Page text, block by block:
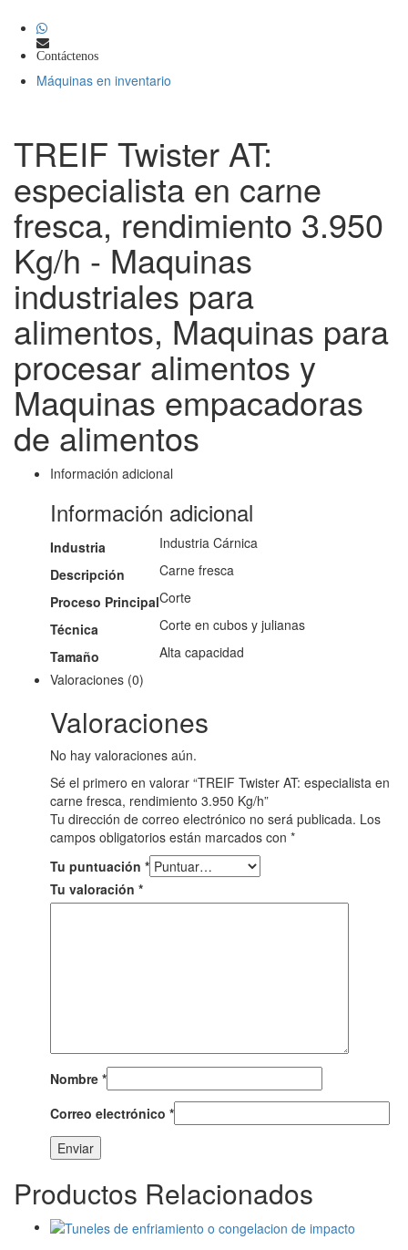
Contáctenos
Máquinas en inventario
TREIF Twister AT:
especialista en carne
fresca, rendimiento 3.950
Kg/h - Maquinas
industriales para
alimentos, Maquinas para
procesar alimentos y
Maquinas empacadoras
de alimentos
Información adicional
Información adicional
Industria
Industria Cárnica
Descripción
Carne fresca
Proceso PrincipalCorte
Técnica
Corte en cubos y julianas
Tamaño
Alta capacidad
Valoraciones (0)
Valoraciones
No hay valoraciones aún.
Sé el primero en valorar “TREIF Twister AT: especialista en
carne fresca, rendimiento 3.950 Kg/h”
Tu dirección de correo electrónico no será publicada. Los
campos obligatorios están marcados con *
Tu puntuación *
Tu valoración *
Nombre *
Correo electrónico *
Productos Relacionados